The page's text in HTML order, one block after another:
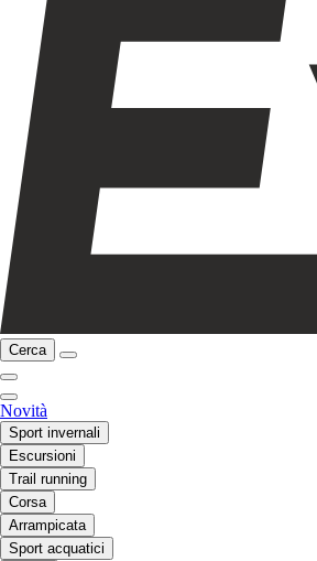
Cerca
Novità
Sport invernali
Escursioni
Trail running
Corsa
Arrampicata
Sport acquatici